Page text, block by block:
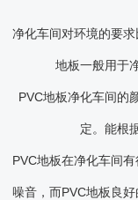
净化车间对环境的要
地板一般用于
PVC地板净化车间的
定。能根
PVC地板在净化车间
噪音，而PVC地板良